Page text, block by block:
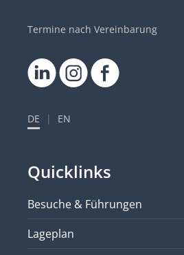
Termine nach Vereinbarung
DE | EN
Quicklinks
Besuche & Führungen
Lageplan